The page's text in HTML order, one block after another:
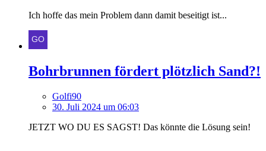
Ich hoffe das mein Problem dann damit beseitigt ist...
Bohrbrunnen fördert plötzlich Sand?!
Golfi90
30. Juli 2024 um 06:03
JETZT WO DU ES SAGST! Das könnte die Lösung sein!